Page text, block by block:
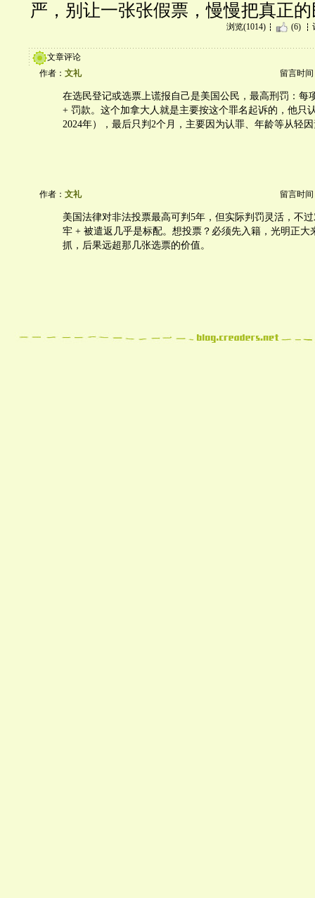
严，别让一张张假票，慢慢把真正
浏览(1014) (6)
文章评论
作者： 文礼 留言时间
在选民登记或选票上谎报自己是美国公民，最高刑罚：每
+ 罚款。这个加拿大人就是主要按这个罪名起诉的，他只
2024年），最后只判2个月，主要因为认罪、年龄等从轻
作者： 文礼 留言时间
美国法律对非法投票最高可判5年，但实际判罚灵活，不
牢 + 被遣返几乎是标配。想投票？必须先入籍，光明正大
抓，后果远超那几张选票的价值。